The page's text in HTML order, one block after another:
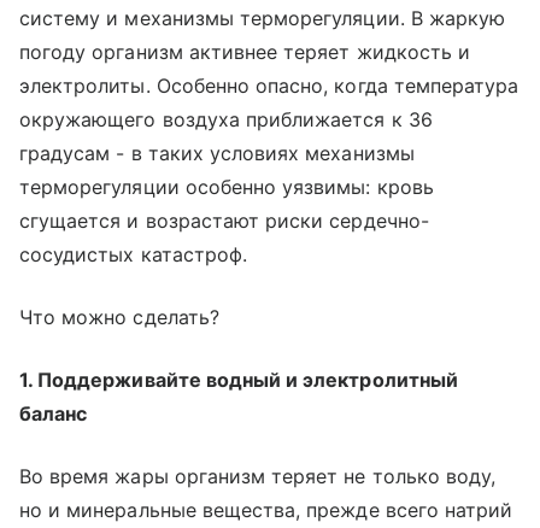
систему и механизмы терморегуляции. В жаркую
погоду организм активнее теряет жидкость и
электролиты. Особенно опасно, когда температура
окружающего воздуха приближается к 36
градусам - в таких условиях механизмы
терморегуляции особенно уязвимы: кровь
сгущается и возрастают риски сердечно-
сосудистых катастроф.
Что можно сделать?
1. Поддерживайте водный и электролитный
баланс
Во время жары организм теряет не только воду,
но и минеральные вещества, прежде всего натрий